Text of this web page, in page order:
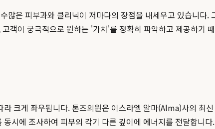
많은 피부과와 클리닉이 저마다의 장점을 내세우고 있습니다.
객이 궁극적으로 원하는 '가치'를 정확히 파악하고 제공하기
크게 좌우됩니다. 톤즈의원은 이스라엘 알마(Alma)사의 최
에 조사하여 피부의 각기 다른 깊이에 에너지를 전달합니